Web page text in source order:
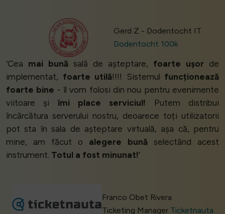
Gerd Z - Dodentocht IT
Dodentocht 100k
‘Cea mai bună sală de așteptare, foarte ușor de
implementat, foarte utilă!!!! Sistemul funcționează
foarte bine - îl vom folosi din nou pentru evenimente
viitoare șiîmi place serviciul!
Putem distribui
încărcătura serverului nostru, deoarece toți utilizatorii
pot sta în sala de așteptare virtuală, așa că, pentru
mine, am făcut o alegere bună selectând acest
instrument. Totul a fost minunat!’
Franco Obet Rivera
Ticketing Manager Ticketnauta